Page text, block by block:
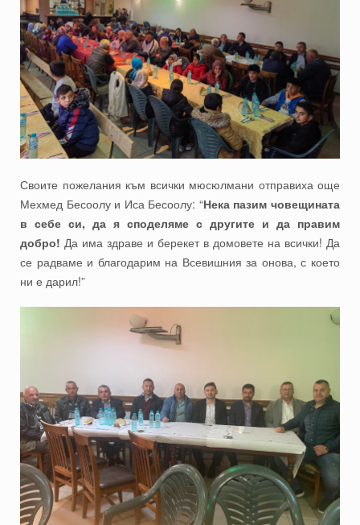
Своите пожелания към всички мюсюлмани отправиха още
Мехмед Бесоолу и Иса Бесоолу: “Нека пазим човещината
в себе си, да я споделяме с другите и да правим
добро! Да има здраве и берекет в домовете на всички! Да
се радваме и благодарим на Всевишния за онова, с което
ни е дарил!”